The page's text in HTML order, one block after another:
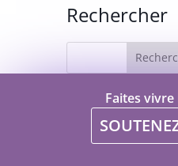
Rechercher
Faites